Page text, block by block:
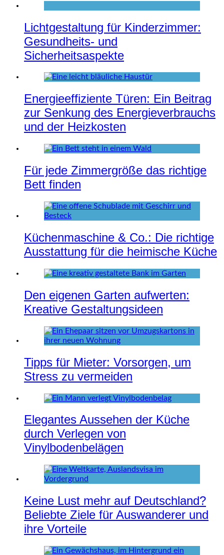
Lichtgestaltung für Kinderzimmer:
Gesundheits- und
Sicherheitsaspekte
Energieeffiziente Türen: Ein Beitrag
zur Senkung des Energieverbrauchs
und der Heizkosten
Für jede Zimmergröße das richtige
Bett finden
Küchenmaschine & Co.: Die richtige
Ausstattung für die heimische Küche
Den eigenen Garten aufwerten:
Kreative Gestaltungsideen
Tipps für Mieter: Vorsorgen, um
Stress zu vermeiden
Elegantes Aussehen der Küche
durch Verlegen von
Vinylbodenbelägen
Keine Lust mehr auf Deutschland?
Beliebte Ziele für Auswanderer und
ihre Vorteile